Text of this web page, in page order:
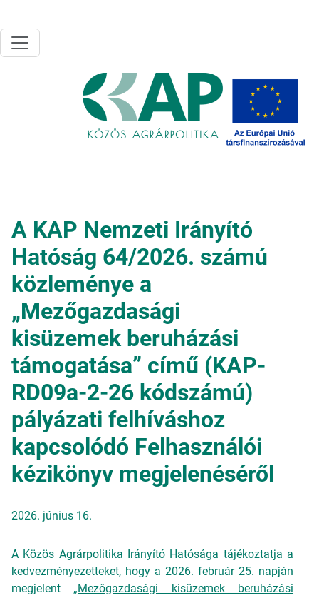
A KAP Nemzeti Irányító
Hatóság 64/2026. számú
közleménye a
„Mezőgazdasági
kisüzemek beruházási
támogatása” című (KAP-
RD09a-2-26 kódszámú)
pályázati felhíváshoz
kapcsolódó Felhasználói
kézikönyv megjelenéséről
2026. június 16.
A Közös Agrárpolitika Irányító Hatósága tájékoztatja a
kedvezményezetteket, hogy a 2026. február 25. napján
megjelent „Mezőgazdasági kisüzemek beruházási